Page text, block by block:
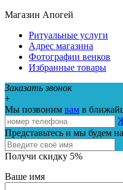
Магазин Апогей
Ритуальные услуги
Адрес магазина
Фотографии венков
Избранные товары
Заказать звонок
+
Мы позвоним вам в
Представьтесь и мы будем
Получи скидку 5%
Ваше имя